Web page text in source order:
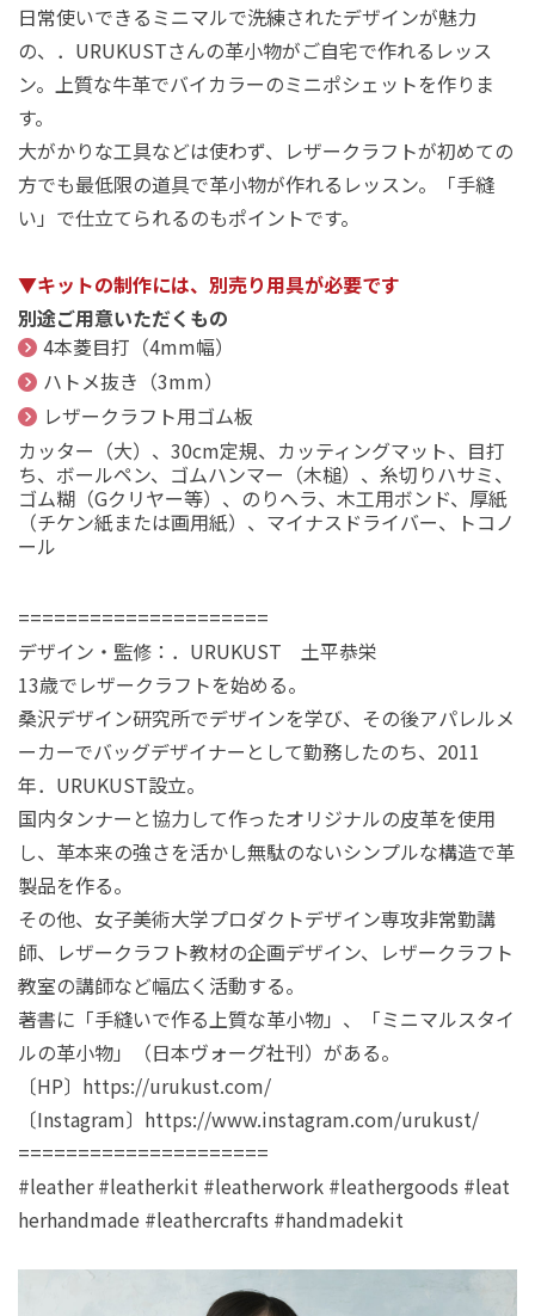
日常使いできるミニマルで洗練されたデザインが魅力
の、．URUKUSTさんの革小物がご自宅で作れるレッス
ン。上質な牛革でバイカラーのミニポシェットを作りま
す。
大がかりな工具などは使わず、レザークラフトが初めての
方でも最低限の道具で革小物が作れるレッスン。「手縫
い」で仕立てられるのもポイントです。
▼キットの制作には、別売り用具が必要です
別途ご用意いただくもの
4本菱目打（4mm幅）
ハトメ抜き（3mm）
レザークラフト用ゴム板
カッター（大）、30cm定規、カッティングマット、目打
ち、ボールペン、ゴムハンマー（木槌）、糸切りハサミ、
ゴム糊（Gクリヤー等）、のりヘラ、木工用ボンド、厚紙
（チケン紙または画用紙）、マイナスドライバー、トコノ
ール
=====================
デザイン・監修：．URUKUST 土平恭栄
13歳でレザークラフトを始める。
桑沢デザイン研究所でデザインを学び、その後アパレルメ
ーカーでバッグデザイナーとして勤務したのち、2011
年．URUKUST設立。
国内タンナーと協力して作ったオリジナルの皮革を使用
し、革本来の強さを活かし無駄のないシンプルな構造で革
製品を作る。
その他、女子美術大学プロダクトデザイン専攻非常勤講
師、レザークラフト教材の企画デザイン、レザークラフト
教室の講師など幅広く活動する。
著書に「手縫いで作る上質な革小物」、「ミニマルスタイ
ルの革小物」（日本ヴォーグ社刊）がある。
〔HP〕https://urukust.com/
〔Instagram〕https://www.instagram.com/urukust/
=====================
#leather #leatherkit #leatherwork #leathergoods #leat
herhandmade #leathercrafts #handmadekit